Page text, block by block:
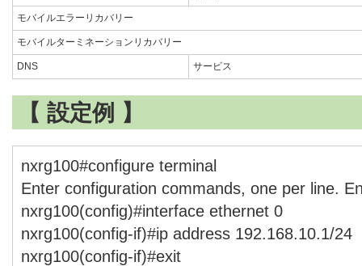
モバイルエラーリカバリー
モバイルターミネーションリカバリー
DNS サービス
【 設定例 】
nxrg100#configure terminal
Enter configuration commands, one per line.
nxrg100(config)#interface ethernet 0
nxrg100(config-if)#ip address 192.168.10.1/24
nxrg100(config-if)#exit